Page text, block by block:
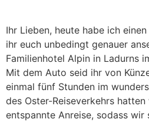
Ihr Lieben, heute habe ich
ihr euch unbedingt genauer
Familienhotel Alpin in Ladurns
Mit dem Auto seid ihr von
einmal fünf Stunden im
des Oster-Reiseverkehrs
entspannte Anreise, sodass